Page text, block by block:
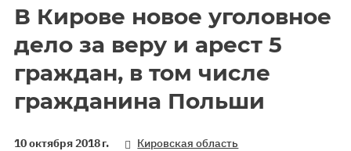
В Кирове новое уголовное
дело за веру и арест 5
граждан, в том числе
гражданина Польши
10 октября 2018 г. Кировская область